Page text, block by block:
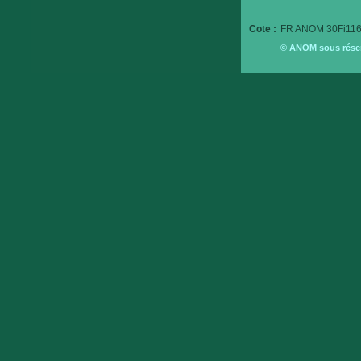
Cote : FR ANOM
© ANOM sous